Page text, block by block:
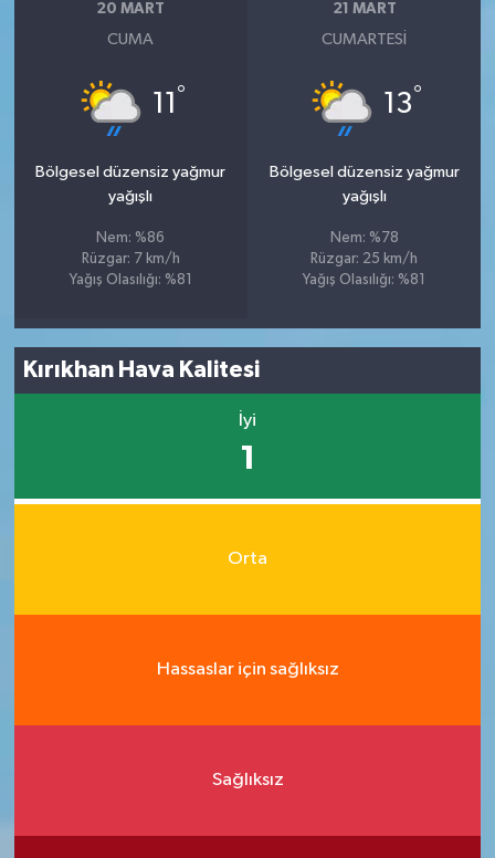
20 MART
CUMA
11 °
Bölgesel düzensiz yağmur
yağışlı
Nem: %86
Rüzgar: 7 km/h
Yağış Olasılığı: %81
21 MART
CUMARTESI
13°
Bölgesel düzensiz yağmur
yağışlı
Nem: %78
Rüzgar: 25 km/h
Yağış Olasılığı: %81
Kırıkhan Hava Kalitesi
İyi
1
Orta
Hassaslar için sağlıksız
Sağlıksız